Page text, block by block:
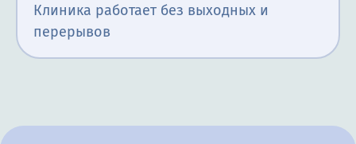
Клиника работает без выходных и
перерывов